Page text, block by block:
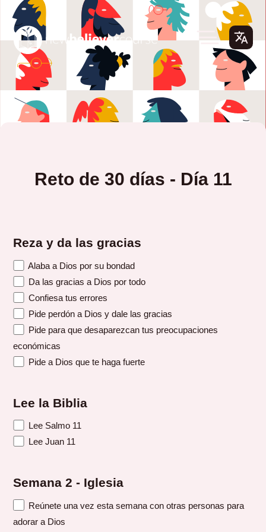
Reto de 30 días - Día 11
Reza y da las gracias
Alaba a Dios por su bondad
Da las gracias a Dios por todo
Confiesa tus errores
Pide perdón a Dios y dale las gracias
Pide para que desaparezcan tus preocupaciones
económicas
Pide a Dios que te haga fuerte
Lee la Biblia
Lee Salmo 11
Lee Juan 11
Semana 2 - Iglesia
Reúnete una vez esta semana con otras personas para
adorar a Dios